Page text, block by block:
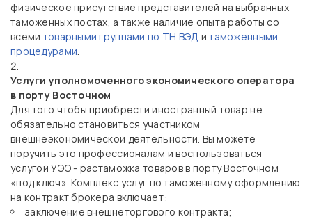
физическое присутствие представителей на выбранных
таможенных постах, а также наличие опыта работы со
всеми товарными группами по ТН ВЭД итаможенными
процедурами.
Услуги уполномоченного экономического оператора
в порту Восточном
Для того чтобы приобрести иностранный товар не
обязательно становиться участником
внешнеэкономической деятельности. Вы можете
поручить это профессионалам и воспользоваться
услугой УЭО - растаможка товаров в порту Восточном
«под ключ». Комплекс услуг по таможенному оформлению
на контракт брокера включает:
заключение внешнеторгового контракта;